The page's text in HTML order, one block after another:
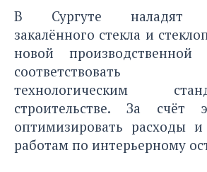
В Сургуте наладят
закалённого стекла и
новой
соответствовать
технологическим
строительстве. За счёт
оптимизировать расходы
работам по интерьерному